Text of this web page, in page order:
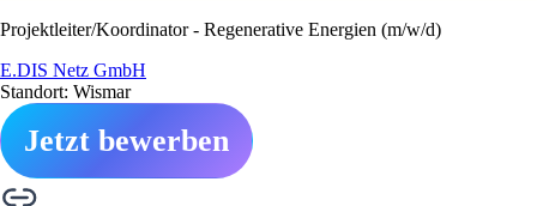
Projektleiter/Koordinator - Regenerative Energien (m/w/d)
E.DIS Netz GmbH
Standort: Wismar
Jetzt bewerben